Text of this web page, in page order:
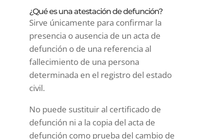
¿Qué es una atestación de defunción?
Sirve únicamente para confirmar la
presencia o ausencia de un acta de
defunción o de una referencia al
fallecimiento de una persona
determinada en el registro del estado
civil.
No puede sustituir al certificado de
defunción ni a la copia del acta de
defunción como prueba del cambio de